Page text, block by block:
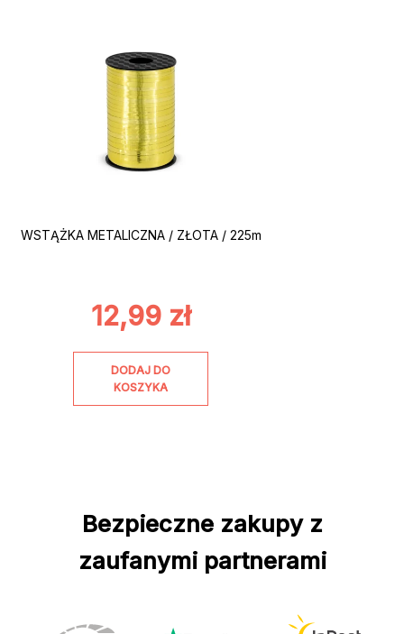
WSTĄŻKA METALICZNA / ZŁOTA / 225m
12,99 zł
DODAJ DO
KOSZYKA
Bezpieczne zakupy z
zaufanymi partnerami